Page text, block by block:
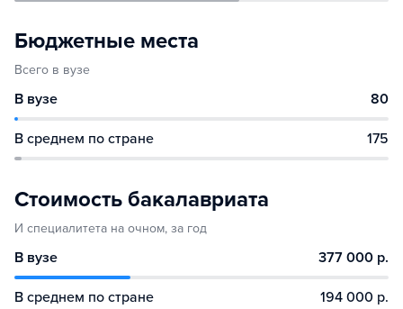
Бюджетные места
Всего в вузе
В вузе 80
В среднем по стране 175
Стоимость бакалавриата
И специалитета на очном, за год
В вузе 377 000 р.
В среднем по стране 194 000 р.